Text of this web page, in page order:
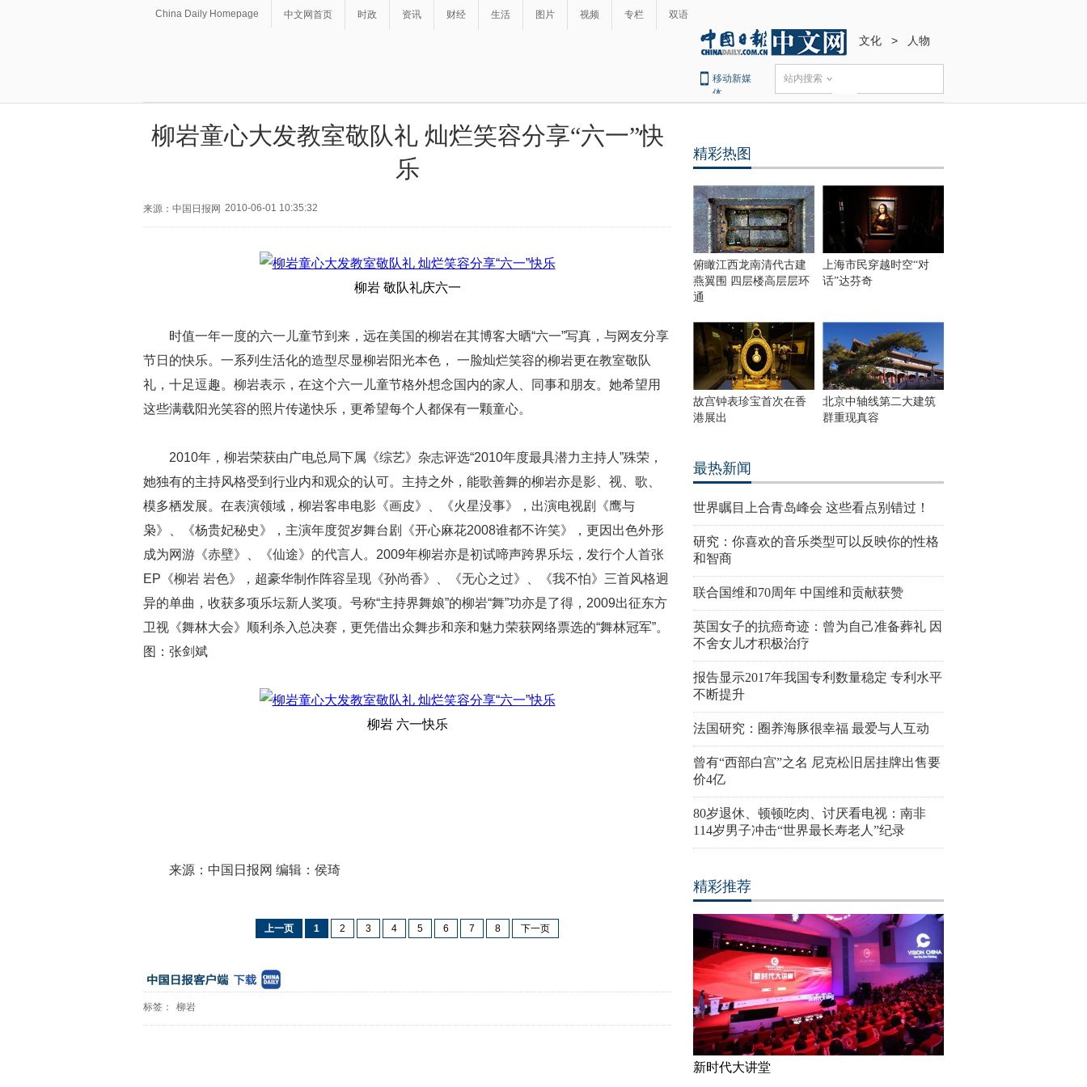
China Daily Homepage 中文网首页 时政 资讯 财经 生活 图片 视频 专栏 双语
文化 > 人物
移动新媒
体
站内搜索
柳岩童心大发教室敬队礼 灿烂笑容分享“六一”快
乐
来源：中国日报网 2010-06-01 10:35:32
柳岩 敬队礼庆六一
时值一年一度的六一儿童节到来，远在美国的柳岩在其博客大晒“六一”写真，与网友分享
节日的快乐。一系列生活化的造型尽显柳岩阳光本色， 一脸灿烂笑容的柳岩更在教室敬队
礼，十足逗趣。柳岩表示，在这个六一儿童节格外想念国内的家人、同事和朋友。她希望用
这些满载阳光笑容的照片传递快乐，更希望每个人都保有一颗童心。
2010年，柳岩荣获由广电总局下属《综艺》杂志评选“2010年度最具潜力主持人”殊荣，
她独有的主持风格受到行业内和观众的认可。主持之外，能歌善舞的柳岩亦是影、视、歌、
模多栖发展。在表演领域，柳岩客串电影《画皮》、《火星没事》，出演电视剧《鹰与
枭》、《杨贵妃秘史》，主演年度贺岁舞台剧《开心麻花2008谁都不许笑》，更因出色外形
成为网游《赤壁》、《仙途》的代言人。2009年柳岩亦是初试啼声跨界乐坛，发行个人首张
EP《柳岩 岩色》，超豪华制作阵容呈现《孙尚香》、《无心之过》、《我不怕》三首风格迥
异的单曲，收获多项乐坛新人奖项。号称“主持界舞娘”的柳岩“舞”功亦是了得，2009出征东方
卫视《舞林大会》顺利杀入总决赛，更凭借出众舞步和亲和魅力荣获网络票选的“舞林冠军”。
图：张剑斌
柳岩 六一快乐
来源：中国日报网 编辑：侯琦
上一页 1 2 3 4 5 6 7 8 下一页
标签： 柳岩
精彩热图
俯瞰江西龙南清代古建
燕翼围 四层楼高层层环
通
上海市民穿越时空“对
话”达芬奇
故宫钟表珍宝首次在香
港展出
北京中轴线第二大建筑
群重现真容
最热新闻
世界瞩目上合青岛峰会 这些看点别错过！
研究：你喜欢的音乐类型可以反映你的性格
和智商
联合国维和70周年 中国维和贡献获赞
英国女子的抗癌奇迹：曾为自己准备葬礼 因
不舍女儿才积极治疗
报告显示2017年我国专利数量稳定 专利水平
不断提升
法国研究：圈养海豚很幸福 最爱与人互动
曾有“西部白宫”之名 尼克松旧居挂牌出售要
价4亿
80岁退休、顿顿吃肉、讨厌看电视：南非
114岁男子冲击“世界最长寿老人”纪录
精彩推荐
新时代大讲堂